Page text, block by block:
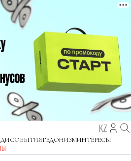
KZ
СОБЫТИЯГЕДОНИЗМИНТЕРЕСЫ